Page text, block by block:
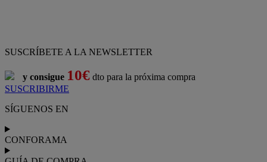
SUSCRÍBETE A LA NEWSLETTER
y consigue 10€ dto para la próxima compra
SUSCRIBIRME
SÍGUENOS EN
CONFORAMA